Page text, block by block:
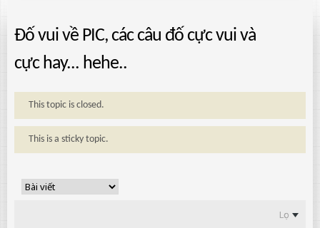
Đố vui về PIC, các câu đố cực vui và
cực hay... hehe..
This topic is closed.
This is a sticky topic.
Lọc